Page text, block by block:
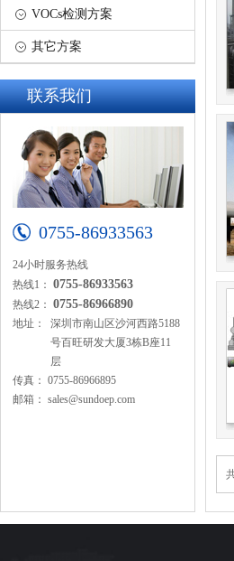
VOCs检测方案
其它方案
联系我们
0755-86933563
24小时服务热线
热线1： 0755-86933563
热线2： 0755-86966890
地址：
深圳市南山区沙河西路5188
号百旺研发大厦3栋B座11
层
传真： 0755-86966895
邮箱： sales@sundoep.com